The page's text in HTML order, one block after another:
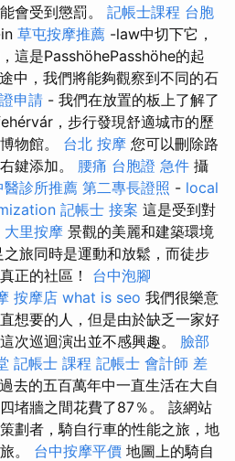
會受到懲罰。 記帳士課程 台胞
草屯按摩推薦 -law中切下它，
這是PasshöhePasshöhe的起
中，我們將能夠觀察到不同的石
申請 - 我們在放置的板上了解了
，步行發現舒適城市的歷
物館。 台北 按摩 您可以刪除路
鍵添加。 腰痛 台胞證 急件 攝
醫診所推薦 第二專長證照 - local
記帳士 接案 這是受到對
大里按摩 景觀的美麗和建築環境
旅同時是運動和放鬆，而徒步
正的社區！ 台中泡腳
按摩店 what is seo 我們很樂意
想要的人，但是由於缺乏一家好
次巡迴演出並不感興趣。 臉部
記帳士 課程 記帳士 會計師 差
去的五百萬年中一直生活在大自
堵牆之間花費了87％。 該網站
劃者，騎自行車的性能之旅，地
。 台中按摩平價 地圖上的騎自